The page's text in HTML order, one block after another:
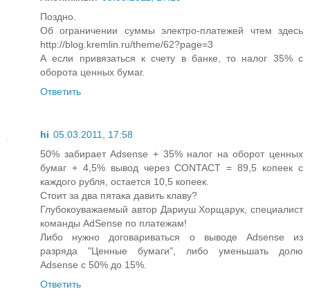
Поздно.
Об ограничении суммы электро-платежей чтем здесь
http://blog.kremlin.ru/theme/62?page=3
А если привязаться к счету в банке, то налог 35% с
оборота ценных бумаг.
Ответить
hi 05.03.2011, 17:58
50% забирает Adsense + 35% налог на оборот ценных
бумаг + 4,5% вывод через CONTACT = 89,5 копеек с
каждого рубля, остается 10,5 копеек.
Стоит за два пятака давить клаву?
Глубокоуважаемый автор Дариуш Хорщарук, специалист
команды AdSense по платежам!
Либо нужно договариваться о выводе Adsense из
разряда "Ценные бумаги", либо уменьшать долю
Adsense с 50% до 15%.
Ответить